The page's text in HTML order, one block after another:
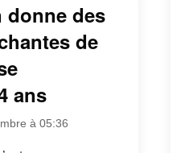
donne des
de
ans
à 05:36